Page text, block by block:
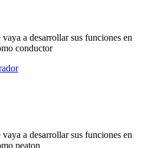
a desarrollar sus funciones en
conductor
a desarrollar sus funciones en
peaton